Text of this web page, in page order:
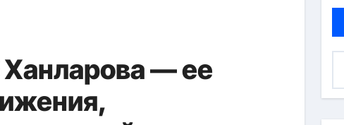
принципы SEO, рекламные каналы и техническая
— ее